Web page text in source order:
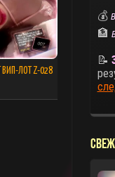
ВИП-ЛОТ Z-028
💰
🏦
📝